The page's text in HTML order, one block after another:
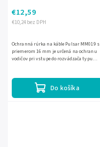
€10,24 bez DPH
€12,59
Do košíka
Ochranná rúrka na káble Pulsar MM019 s
priemerom 16 mm je určená na ochranu
vodičov pri vstupe do rozvádzača typu